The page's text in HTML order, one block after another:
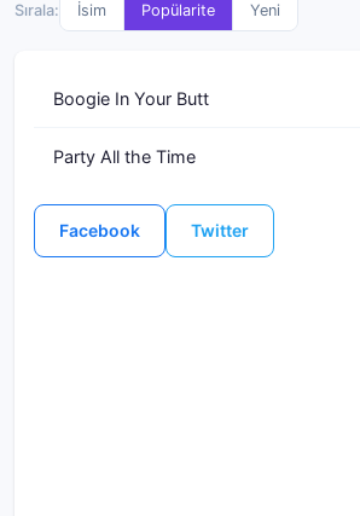
Sırala: İsim Popülarite Yeni
Boogie In Your Butt
Party All the Time
Facebook Twitter